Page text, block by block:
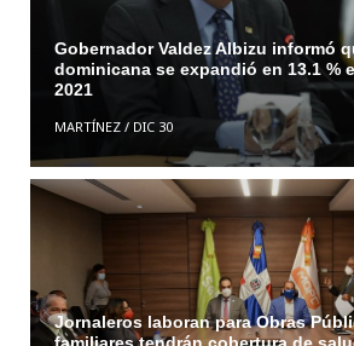
Gobernador Valdez Albizu informó
dominicana se expandió en 13.1 %
2021
MARTÍNEZ/ DIC 30
Jornaleros laboran para Obras